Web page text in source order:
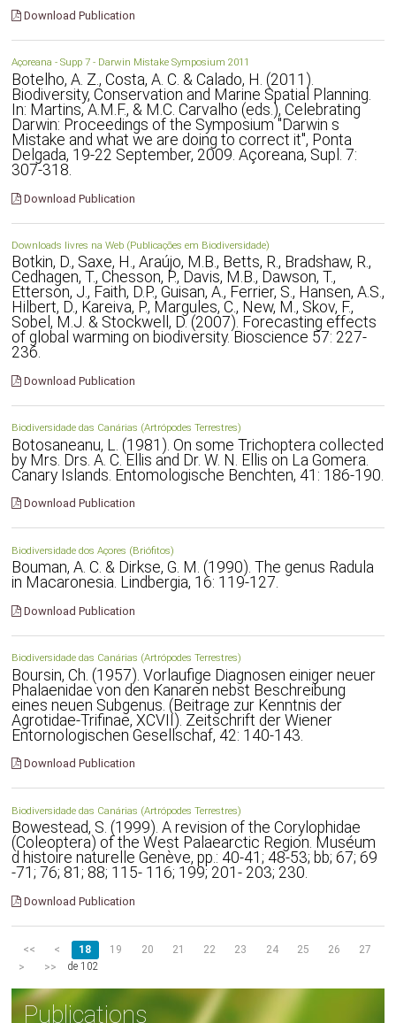
Download Publication
Açoreana - Supp 7 - Darwin Mistake Symposium 2011
Botelho, A. Z., Costa, A. C. & Calado, H. (2011).
Biodiversity, Conservation and Marine Spatial Planning.
In: Martins, A.M.F., & M.C. Carvalho (eds.), Celebrating
Darwin: Proceedings of the Symposium "Darwin s
Mistake and what we are doing to correct it", Ponta
Delgada, 19-22 September, 2009. Açoreana, Supl. 7:
307-318.
Download Publication
Downloads livres na Web (Publicações em Biodiversidade)
Botkin, D., Saxe, H., Araújo, M.B., Betts, R., Bradshaw, R.,
Cedhagen, T., Chesson, P., Davis, M.B., Dawson, T.,
Etterson, J., Faith, D.P., Guisan, A., Ferrier, S., Hansen, A.S.,
Hilbert, D., Kareiva, P., Margules, C., New, M., Skov, F.,
Sobel, M.J. & Stockwell, D. (2007). Forecasting effects
of global warming on biodiversity. Bioscience 57: 227-
236.
Download Publication
Biodiversidade das Canárias (Artrópodes Terrestres)
Botosaneanu, L. (1981). On some Trichoptera collected
by Mrs. Drs. A. C. Ellis and Dr. W. N. Ellis on La Gomera.
Canary Islands. Entomologische Benchten, 41: 186-190.
Download Publication
Biodiversidade dos Açores (Briófitos)
Bouman, A. C. & Dirkse, G. M. (1990). The genus Radula
in Macaronesia. Lindbergia, 16: 119-127.
Download Publication
Biodiversidade das Canárias (Artrópodes Terrestres)
Boursin, Ch. (1957). Vorlaufige Diagnosen einiger neuer
Phalaenidae von den Kanaren nebst Beschreibung
eines neuen Subgenus. (Beitrage zur Kenntnis der
Agrotidae-Trifinae, XCVII). Zeitschrift der Wiener
Entornologischen Gesellschaf, 42: 140-143.
Download Publication
Biodiversidade das Canárias (Artrópodes Terrestres)
Bowestead, S. (1999). A revision of the Corylophidae
(Coleoptera) of the West Palaearctic Region. Muséum
d histoire naturelle Genève, pp.: 40-41; 48-53; bb; 67; 69
-71; 76; 81; 88; 115- 116; 199; 201- 203; 230.
Download Publication
<< < 18 19 20 21 22 23 24 25 26
27
>
>> de 102
Publications